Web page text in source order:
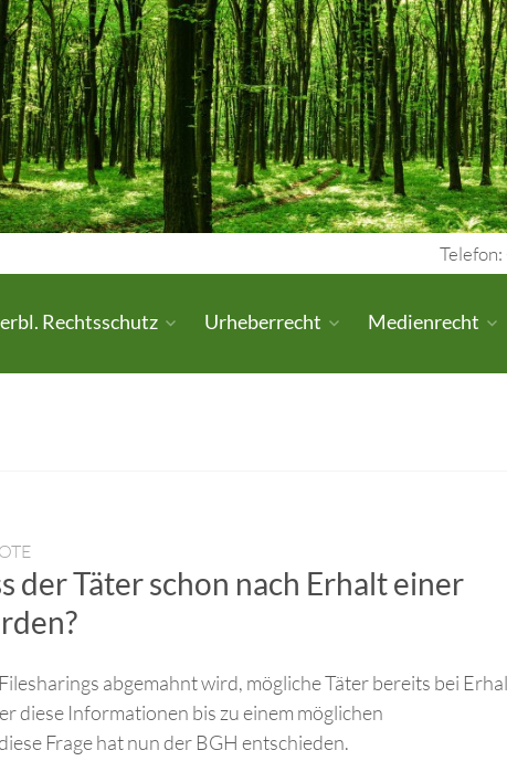
Rechtsschutz Urheberrecht Medienrecht
der Täter schon nach Erhalt einer
abgemahnt wird, mögliche Täter bereits bei
diese Informationen bis zu einem möglichen
Frage hat nun der BGH entschieden.